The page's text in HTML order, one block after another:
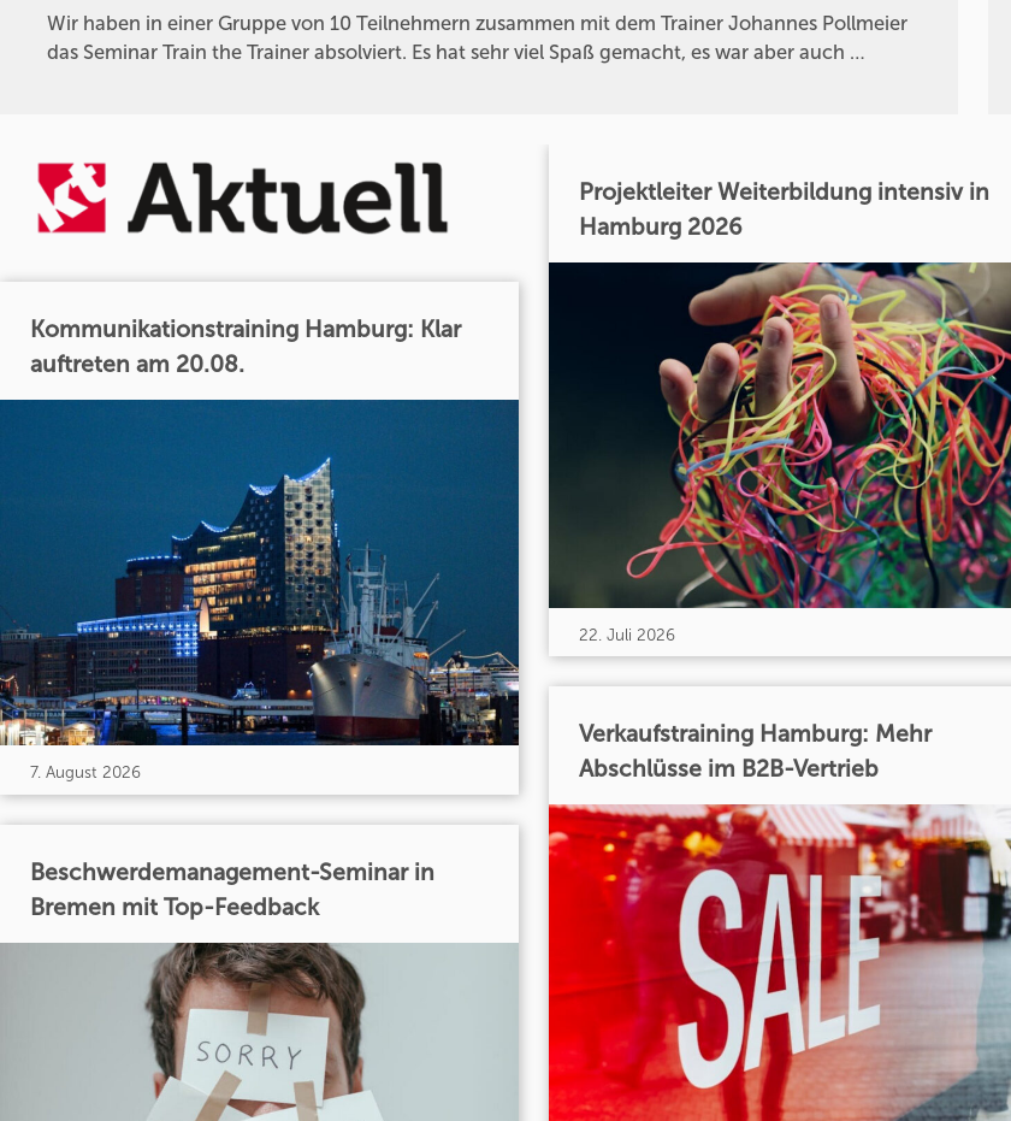
Wir haben in einer Gruppe von 10 Teilnehmern zusammen mit dem Trainer Johannes Pollmeier
das Seminar Train the Trainer absolviert. Es hat sehr viel Spaß gemacht, es war aber auch …
Kommunikationstraining Hamburg: Klar
auftreten am 20.08.
7. August 2026
Beschwerdemanagement-Seminar in
Bremen mit Top-Feedback
Projektleiter Weiterbildung intensiv in
Hamburg 2026
22. Juli 2026
Verkaufstraining Hamburg: Mehr
Abschlüsse im B2B-Vertrieb